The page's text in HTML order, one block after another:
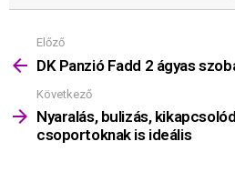
Mutass
többet
Előző
DK Panzió Fadd 2 ágyas
Következő
Nyaralás, bulizás,
csoportoknak is ideális